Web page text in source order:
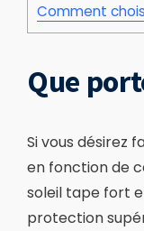
Comment
Que
Si vous désirez
en fonction de
soleil tape fort
protection